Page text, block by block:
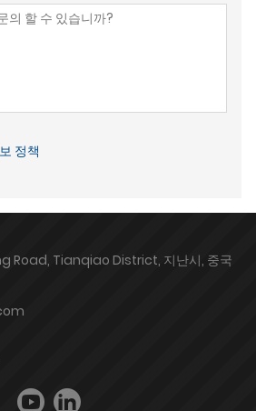
정책
Road, Tianqiao District, 지난시, 중국